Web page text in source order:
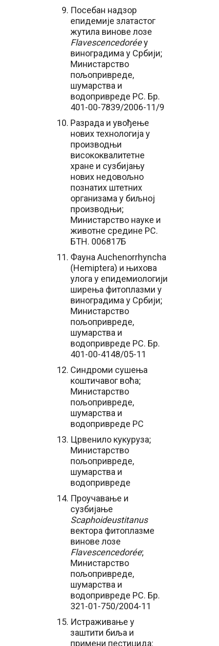
Посебан надзор
епидемије златастог
жутила винове лозе
Flavescencedoréeу
виноградима у Србији;
Министарство
пољопривреде,
шумарства и
водопривреде РС. Бр.
401-00-7839/2006-11/9
Разрада и увођење
нових технологија у
производњи
висококвалитетне
хране и сузбијању
нових недовољно
познатих штетних
организама у биљној
производњи;
Министарство науке и
животне средине РС.
БТН. 006817Б
Фауна Auchenorrhyncha
(Hemiptera) и њихова
улога у епидемиологији
ширења фитоплазми у
виноградима у Србији;
Министарство
пољопривреде,
шумарства и
водопривреде РС. Бр.
401-00-4148/05-11
Синдроми сушења
коштичавог воћа;
Министарство
пољопривреде,
шумарства и
водопривреде РС
Црвенило кукуруза;
Министарство
пољопривреде,
шумарства и
водопривреде
Проучавање и
сузбијање
Scaphoideustitanus
вектора фитоплазме
винове лозе
Flavescencedorée;
Министарство
пољопривреде,
шумарства и
водопривреде РС. Бр.
321-01-750/2004-11
Истраживање у
заштити биља и
примени пестицида: